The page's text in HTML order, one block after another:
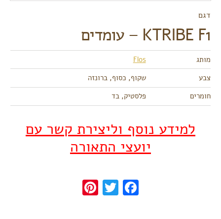
דגם
KTRIBE F1 – עומדים
מותג
Flos
צבע
שקוף, כסוף, ברונזה
חומרים
פלסטיק, בד
למידע נוסף וליצירת קשר עם
יועצי התאורה
Facebook
Twitter
Pinterest